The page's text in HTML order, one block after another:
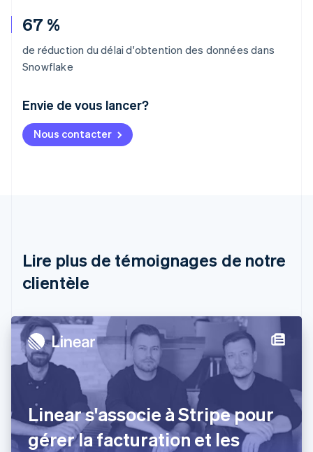
67 %
de réduction du délai d'obtention des données dans
Snowflake
Envie de vous lancer?
Nous contacter
Lire plus de témoignages de notre
clientèle
Linear s'associe à Stripe pour
gérer la facturation et les
Allemagne
DeutschEnglish
Australie
Bulgarie
English
Canada
Chine continentale
简体中文
Chypre
English
Croatie
English Italiano
Danemark
English
Émirats arabes unis
English